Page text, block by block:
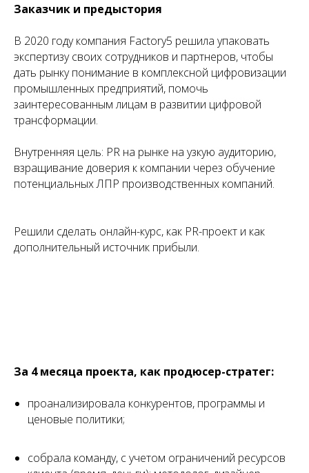
Заказчик и предыстория
В 2020 году компания Factory5 решила упаковать
экспертизу своих сотрудников и партнеров, чтобы
дать рынку понимание в комплексной цифровизации
промышленных предприятий, помочь
заинтересованным лицам в развитии цифровой
трансформации.
Внутренняя цель: PR на рынке на узкую аудиторию,
взращивание доверия к компании через обучение
потенциальных ЛПР производственных компаний.
Решили сделать онлайн-курс, как PR-проект и как
дополнительный источник прибыли.
За 4 месяца проекта, как продюсер-стратег:
проанализировала конкурентов, программы и
ценовые политики;
собрала команду, с учетом ограничений ресурсов